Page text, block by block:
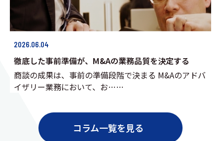
2026.06.04
徹底した事前準備が、M&Aの業務品質を決定する
商談の成果は、事前の準備段階で決まる M&Aのアドバ
イザリー業務において、お……
コラム一覧を見る